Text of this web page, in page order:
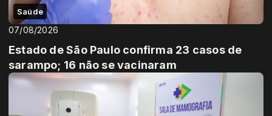
Saúde
07/08/2026
Estado de São Paulo confirma 23 casos de
sarampo; 16 não se vacinaram